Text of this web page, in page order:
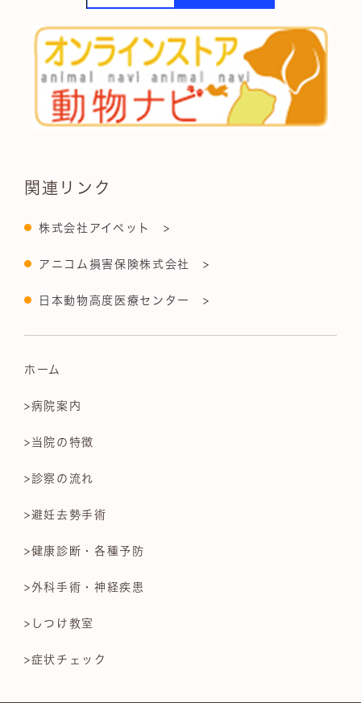
関連リンク
株式会社アイペット >
アニコム損害保険株式会社 >
日本動物高度医療センター >
ホーム
>病院案内
>当院の特徴
>診察の流れ
>避妊去勢手術
>健康診断・各種予防
>外科手術・神経疾患
>しつけ教室
>症状チェック